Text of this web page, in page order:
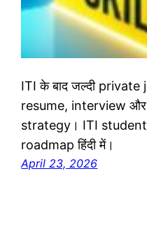
ITI के बाद जल्दी private
resume, interview और
strategy। ITI
roadmap हिंदी में।
April 23, 2026